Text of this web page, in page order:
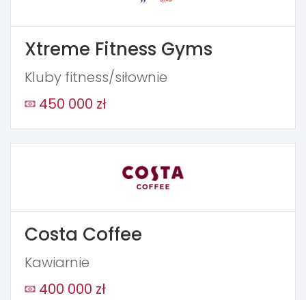
Xtreme Fitness Gyms
Kluby fitness/siłownie
450 000 zł
Costa Coffee
Kawiarnie
400 000 zł